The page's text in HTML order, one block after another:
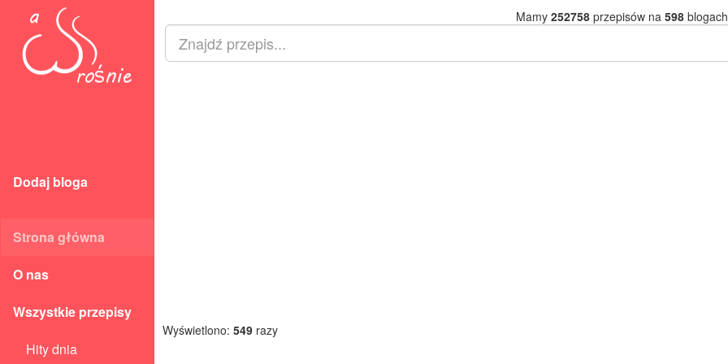
Dodaj bloga
Strona główna
O nas
Wszystkie przepisy
Hity dnia
Mamy 252758przepisów na 598
Wyświetlono: 549 razy